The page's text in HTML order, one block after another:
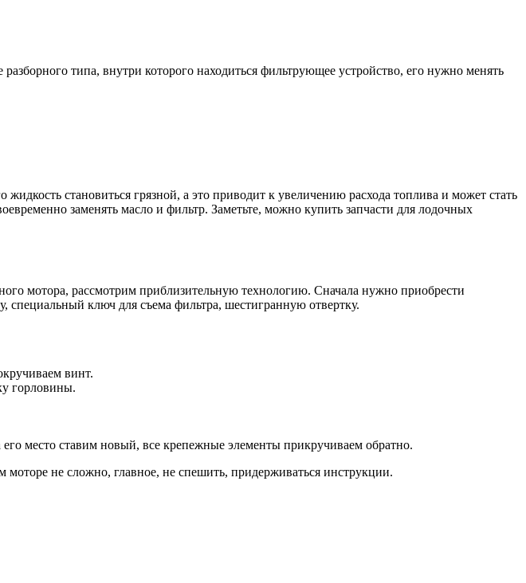
типа, внутри которого находиться фильтрующее устройство, его нужно менять
становиться грязной, а это приводит к увеличению расхода топлива и может стать
заменять масло и фильтр. Заметьте, можно купить запчасти для лодочных
мотора, рассмотрим приблизительную технологию. Сначала нужно приобрести
специальный ключ для съема фильтра, шестигранную отвертку.
винт.
горловины.
место ставим новый, все крепежные элементы прикручиваем обратно.
моторе не сложно, главное, не спешить, придерживаться инструкции.